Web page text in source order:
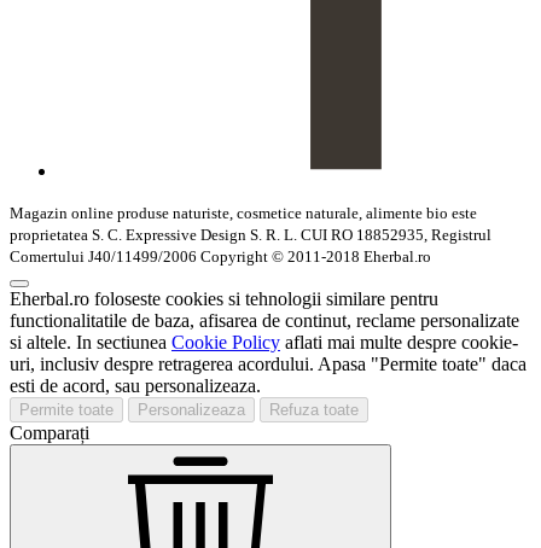
Magazin online produse naturiste, cosmetice naturale, alimente bio este
proprietatea S. C. Expressive Design S. R. L. CUI RO 18852935, Registrul
Comertului J40/11499/2006 Copyright © 2011-2018 Eherbal.ro
Eherbal.ro foloseste cookies si tehnologii similare pentru
functionalitatile de baza, afisarea de continut, reclame personalizate
si altele. In sectiunea Cookie Policy aflati mai multe despre cookie-
uri, inclusiv despre retragerea acordului. Apasa "Permite toate" daca
esti de acord, sau personalizeaza.
Permite toate Personalizeaza Refuza toate
Comparați